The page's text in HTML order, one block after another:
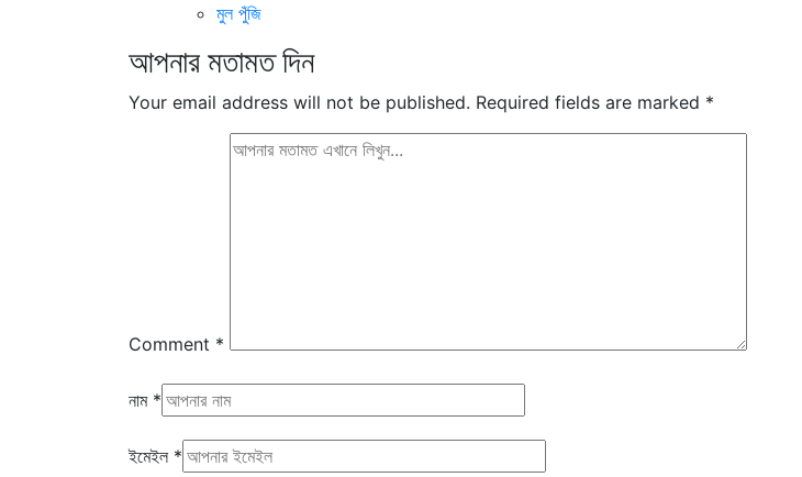
মুল পুঁজি
আপনার মতামত দিন
Your email address will not be published. Required fields are marked *
Comment *
নাম *
ইমেইল *